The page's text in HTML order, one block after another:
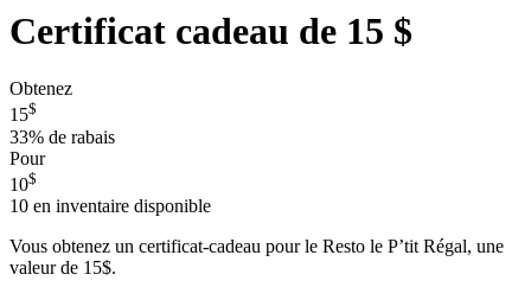
Certificat cadeau de 15 $
Obtenez
15$
33% de rabais
Pour
10$
10 en inventaire disponible
Vous obtenez un certificat-cadeau pour le Resto le P’tit Régal, une
valeur de 15$.